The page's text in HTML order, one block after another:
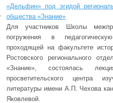
«Дельфин» под эгидой
общества «Знание»
Для участников Школы
погружения в
проходящей на факультете
Ростовского регионального
«Знание», состоялась
просветительского центра
литературы имени А.П. Чехова
Яковлевой.